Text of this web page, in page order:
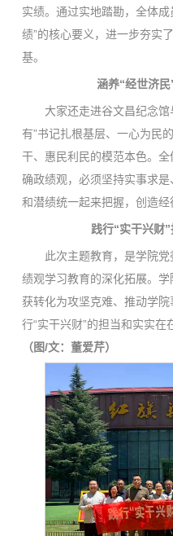
实绩。通过实地踏勘，全体
绩”的核心要义，进一步夯实
基。
涵养“经世济民
大家还走进谷文昌纪念
有”书记扎根基层、一心为民
干、惠民利民的模范本色。
确政绩观，必须坚持实事求
和潜绩统一起来把握，创造经
践行“实干兴财”
此次主题教育，是学院
绩观学习教育的深化拓展。
获转化为攻坚克难、推动学
行“实干兴财”的担当和实实在
（图/文：董爱芹）